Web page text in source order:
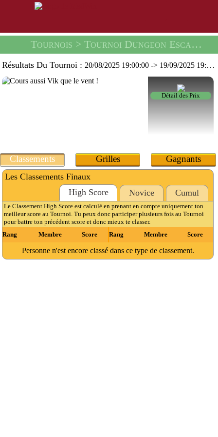
Tournois > Tournoi Dungeon Escape -
Résultats Du Tournoi :20/08/2025 19:00:00 -> 19/09/2025 19:59:59
Détail des Prix
Classements Grilles Gagnants
Les Classements Finaux
High Score
Novice Cumul
Le Classement High Score est calculé en prenant en compte uniquement ton
meilleur score au Tournoi. Tu peux donc participer plusieurs fois au Tournoi
pour battre ton précédent score et donc mieux te classer.
Rang
Membre Score Rang Membre Score
Personne n'est encore classé dans ce type de classement.